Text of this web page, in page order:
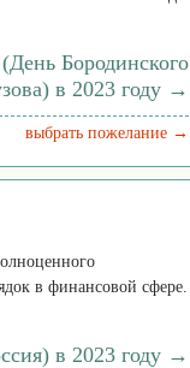
Бородинского
в 2023 году →
выбрать пожелание →
в финансовой сфере.
в 2023 году →